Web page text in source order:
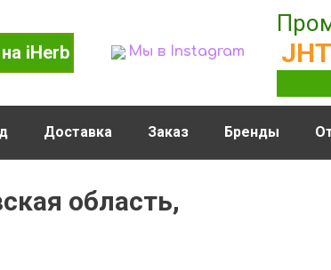
iHerb Мы в Instagram
Доставка Заказ Бренды
область,